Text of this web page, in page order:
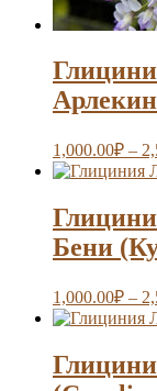
1,000.00₽ –
Бени
1,000.00₽ –